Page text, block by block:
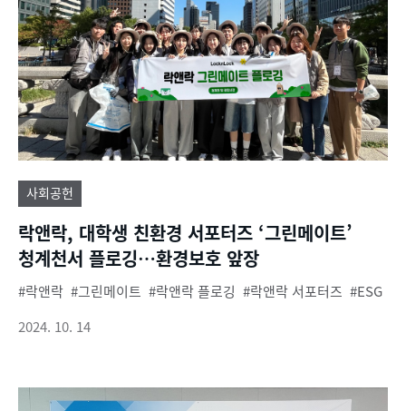
사회공헌
락앤락, 대학생 친환경 서포터즈 ‘그린메이트’
청계천서 플로깅…환경보호 앞장
락앤락 그린메이트 락앤락 플로깅 락앤락 서포터즈
ESG
2024. 10. 14